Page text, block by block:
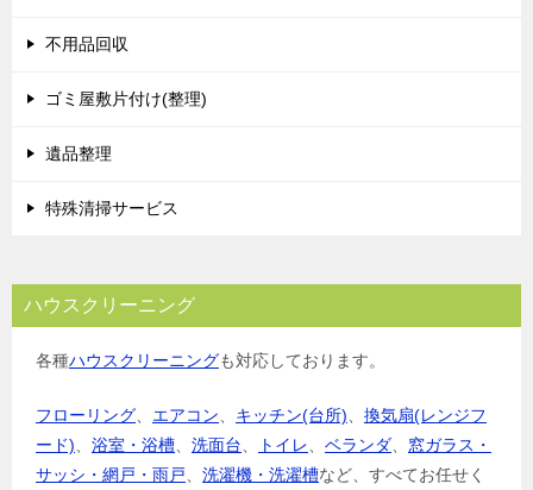
不用品回収
ゴミ屋敷片付け(整理)
遺品整理
特殊清掃サービス
ハウスクリーニング
各種ハウスクリーニングも対応しております。
フローリング エアコン キッチン(台所)
換気扇(レンジフ
ード)
浴室・浴槽 洗面台 トイレ ベランダ
窓ガラス・
サッシ・網戸・雨戸
洗濯機・洗濯槽など、すべてお任せく